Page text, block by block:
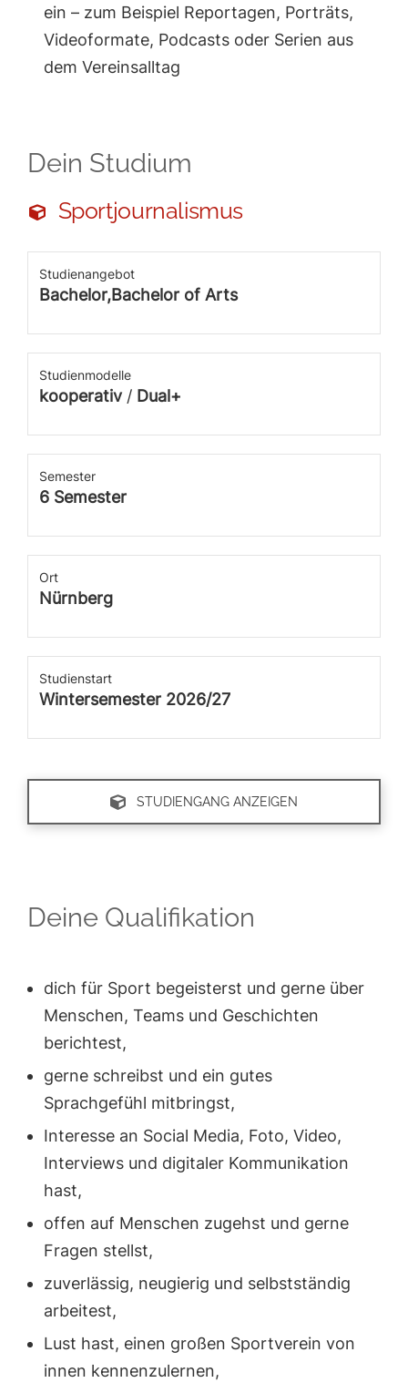
ein – zum Beispiel Reportagen, Porträts,
Videoformate, Podcasts oder Serien aus
dem Vereinsalltag
Dein Studium
Sportjournalismus
Studienangebot
Bachelor,Bachelor of Arts
Studienmodelle
kooperativ/ Dual+
Semester
6 Semester
Ort
Nürnberg
Studienstart
Wintersemester 2026/27
STUDIENGANG ANZEIGEN
Deine Qualifikation
dich für Sport begeisterst und gerne über
Menschen, Teams und Geschichten
berichtest,
gerne schreibst und ein gutes
Sprachgefühl mitbringst,
Interesse an Social Media, Foto, Video,
Interviews und digitaler Kommunikation
hast,
offen auf Menschen zugehst und gerne
Fragen stellst,
zuverlässig, neugierig und selbstständig
arbeitest,
Lust hast, einen großen Sportverein von
innen kennenzulernen,